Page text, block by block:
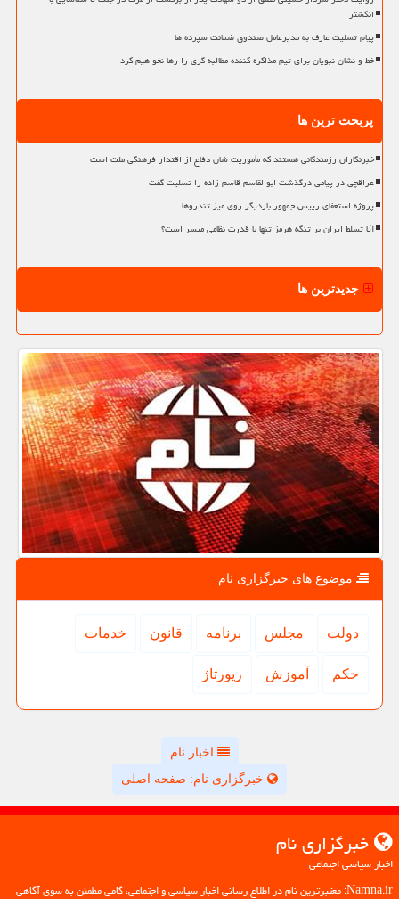
انگشتر
پیام تسلیت عارف به مدیرعامل صندوق ضمانت سپرده ها
خط و نشان نبویان برای تیم مذاکره کننده مطالبه گری را رها نخواهیم کرد
پربحث ترین ها
خبرنگاران رزمندگانی هستند که مأموریت شان دفاع از اقتدار فرهنگی ملت است
عراقچی در پیامی درگذشت ابوالقاسم قاسم زاده را تسلیت گفت
پروژه استعفای رییس جمهور باردیگر روی میز تندروها
آیا تسلط ایران بر تنگه هرمز تنها با قدرت نظامی میسر است؟
جدیدترین ها
موضوع های خبرگزاری نام
دولت مجلس برنامه قانون خدمات
حكم آموزش رپورتاژ
اخبار نام
خبرگزاری نام: صفحه اصلی
خبرگزاری نام
اخبار سیاسی اجتماعی
Namna.ir: معتبرترین نام در اطلاع رسانی اخبار سیاسی و اجتماعی، گامی مطمئن به سوی آگاهی